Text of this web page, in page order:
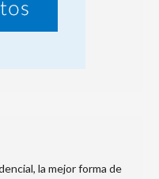
la mejor forma de